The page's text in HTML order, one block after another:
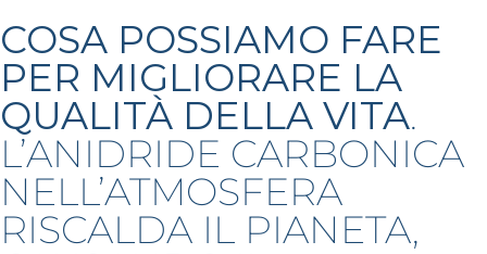
COSA POSSIAMO FARE
PER MIGLIORARE LA
QUALITÀ DELLA VITA.
L’ANIDRIDE CARBONICA
NELL’ATMOSFERA
RISCALDA IL PIANETA,